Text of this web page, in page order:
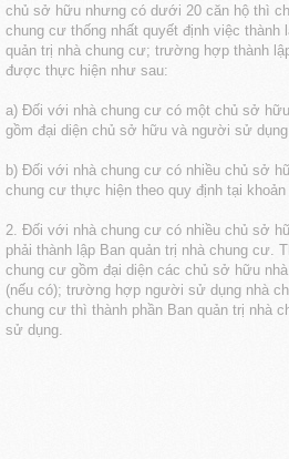
chủ sở hữu nhưng có dưới 20 căn hộ thì
chung cư thống nhất quyết định việc thành
quản trị nhà chung cư; trường hợp thành
được thực hiện như sau:
a) Đối với nhà chung cư có một chủ sở
gồm đại diện chủ sở hữu và người sử
b) Đối với nhà chung cư có nhiều chủ sở
chung cư thực hiện theo quy định tại khoản
2. Đối với nhà chung cư có nhiều chủ sở
phải thành lập Ban quản trị nhà chung cư.
chung cư gồm đại diện các chủ sở hữu
(nếu có); trường hợp người sử dụng nhà
chung cư thì thành phần Ban quản trị nhà
sử dụng.